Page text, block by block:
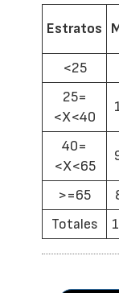
Estratos
<25
25=
<X<40
40=
<X<65
>=65
Totales